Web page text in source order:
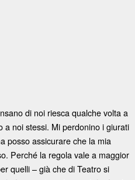
di noi riesca qualche volta a
a noi stessi. Mi perdonino i giurati
posso assicurare che la mia
Perché la regola vale a maggior
quelli – già che di Teatro si